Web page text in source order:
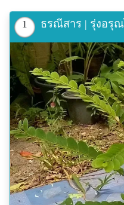
1 ธรณีสาร | รุ่งอรุ